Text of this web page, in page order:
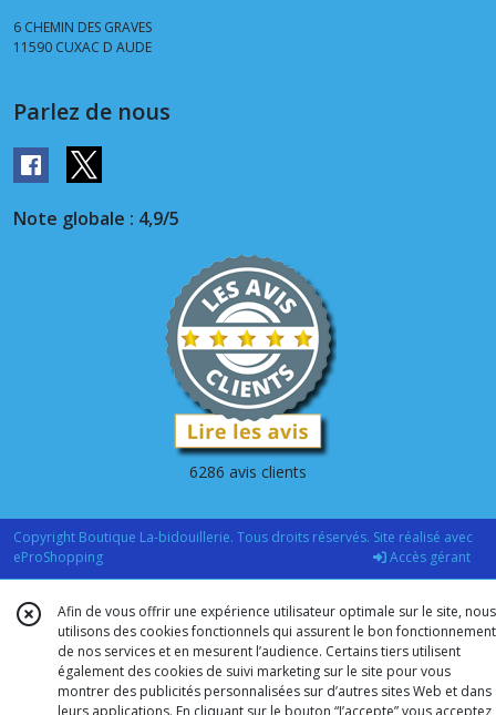
6 CHEMIN DES GRAVES
11590 CUXAC D AUDE
Parlez de nous
Note globale : 4,9/5
6286 avis clients
Copyright Boutique La-bidouillerie. Tous droits réservés. Site réalisé avec
eProShopping
Accès gérant
Afin de vous offrir une expérience utilisateur optimale sur le site, nous
utilisons des cookies fonctionnels qui assurent le bon fonctionnement
de nos services et en mesurent l’audience. Certains tiers utilisent
également des cookies de suivi marketing sur le site pour vous
montrer des publicités personnalisées sur d’autres sites Web et dans
leurs applications. En cliquant sur le bouton “J’accepte” vous acceptez